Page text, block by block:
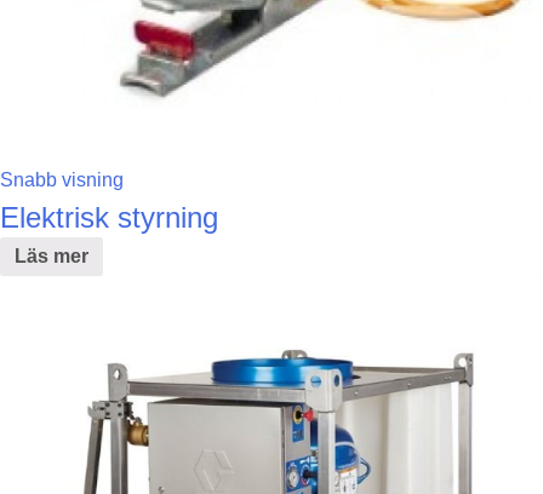
Snabb visning
Elektrisk styrning
Läs mer